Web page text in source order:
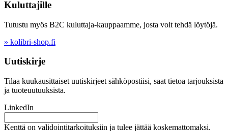
Kuluttajille
Tutustu myös B2C kuluttaja-kauppaamme, josta voit tehdä löytöjä.
» kolibri-shop.fi
Uutiskirje
Tilaa kuukausittaiset uutiskirjeet sähköpostiisi, saat tietoa tarjouksista
ja tuoteuutuuksista.
LinkedIn
Kenttä on validointitarkoituksiin ja tulee jättää koskemattomaksi.